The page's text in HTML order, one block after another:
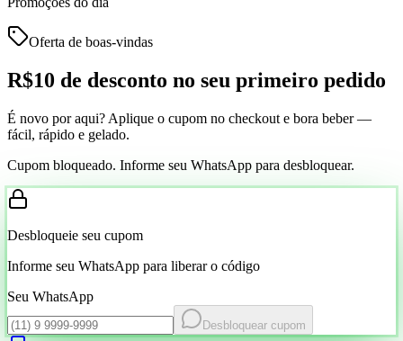
Oferta de boas-vindas
R$10 de desconto no seu primeiro pedido
É novo por aqui? Aplique o cupom no checkout e bora beber —
fácil, rápido e gelado.
Cupom bloqueado. Informe seu WhatsApp para desbloquear.
Desbloqueie seu cupom
Informe seu WhatsApp para liberar o código
Seu WhatsApp
Desbloquear cupom